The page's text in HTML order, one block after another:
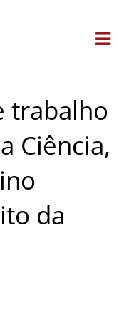
trabalho
Ciência,
da